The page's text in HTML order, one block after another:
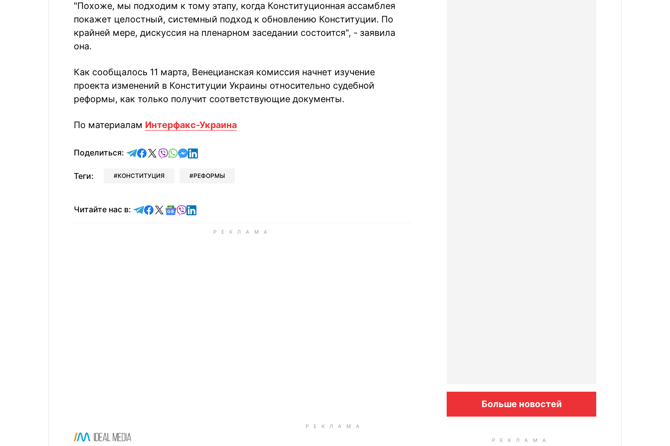
"Похоже, мы подходим к тому этапу, когда Конституционная ассамблея
покажет целостный, системный подход к обновлению Конституции. По
крайней мере, дискуссия на пленарном заседании состоится", - заявила
она.
Как сообщалось 11 марта, Венецианская комиссия начнет изучение
проекта изменений в Конституции Украины относительно судебной
реформы, как только получит соответствующие документы.
По материалам Интерфакс-Украина
Поделиться: отправить в Telegram
поделиться в Facebook
поделиться в X
отправить в Viber
отправить в Whatsapp
отправить в Messenger
отправить в LinkedIn
Теги: КОНСТИТУЦИЯ РЕФОРМЫ
Читайте нас в: Читайте в Telegram
Читайте в Facebook
Читайте в X
Читайте в Google news
Читайте в Viber
Читайте в LinkedIn
Больше новостей